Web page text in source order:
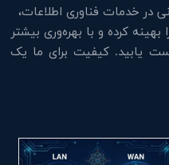
در خدمات فناوری اطلاعات،
کرده و با بهره‌وری بیشتر
یابید. کیفیت برای ما یک